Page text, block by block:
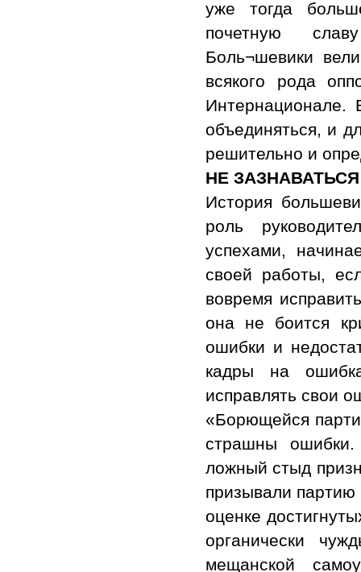
уже тогда
почетную
Боль¬шевики
всякого рода
объединяться, и
решительно и
НЕ
История
роль
успехами,
своей работы,
вовремя
она не боится
ошибки и
кадры на
исправлять свои
«Борющейся
страшны
ложный стыд
призывали партию
оценке
органически
мещанской